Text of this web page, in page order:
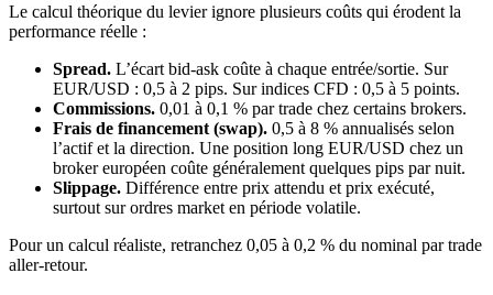
Le calcul théorique du levier ignore plusieurs coûts qui érodent la
performance réelle :
Spread. L’écart bid-ask coûte à chaque entrée/sortie. Sur
EUR/USD : 0,5 à 2 pips. Sur indices CFD : 0,5 à 5 points.
Commissions. 0,01 à 0,1 % par trade chez certains brokers.
Frais de financement (swap). 0,5 à 8 % annualisés selon
l’actif et la direction. Une position long EUR/USD chez un
broker européen coûte généralement quelques pips par nuit.
Slippage. Différence entre prix attendu et prix exécuté,
surtout sur ordres market en période volatile.
Pour un calcul réaliste, retranchez 0,05 à 0,2 % du nominal par trade
aller-retour.